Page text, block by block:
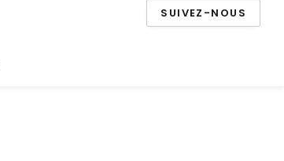
SUIVEZ-NOUS